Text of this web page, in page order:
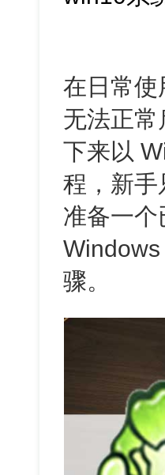
在日常使
无法正
下来以
程，新手
准备一
骤。